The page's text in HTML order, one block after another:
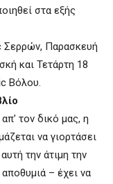
στα εξής
Σερρών, Παρασκευή
και Τετάρτη 18
Βόλου.
τον δικό μας, η
να γιορτάσει
την άτιμη την
– έχει να